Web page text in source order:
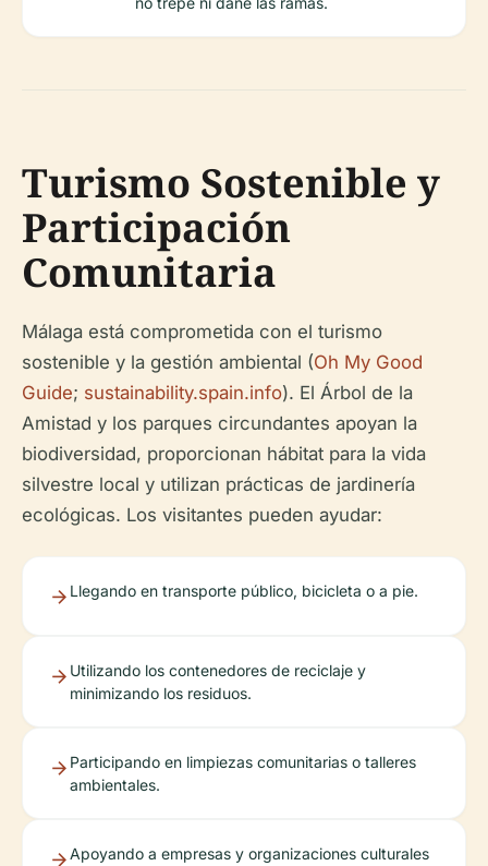
Turismo Sostenible y
Participación
Comunitaria
Málaga está comprometida con el turismo
sostenible y la gestión ambiental (Oh My Good
Guide; sustainability.spain.info). El Árbol de la
Amistad y los parques circundantes apoyan la
biodiversidad, proporcionan hábitat para la vida
silvestre local y utilizan prácticas de jardinería
ecológicas. Los visitantes pueden ayudar:
Llegando en transporte público, bicicleta o a pie.
Utilizando los contenedores de reciclaje y
minimizando los residuos.
Participando en limpiezas comunitarias o talleres
ambientales.
Apoyando a empresas y organizaciones culturales